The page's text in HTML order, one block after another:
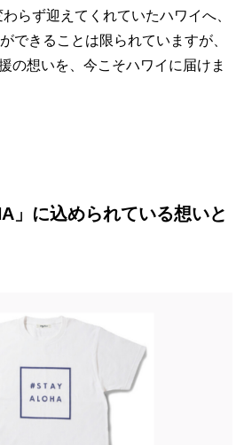
らず迎えてくれていたハワイへ、
できることは限られていますが、
の想いを、今こそハワイに届けま
」に込められている想いと